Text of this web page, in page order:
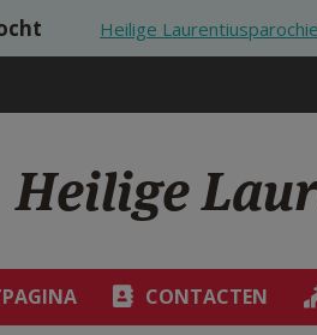
gaan
Heilige
Heilige
CONTACTEN